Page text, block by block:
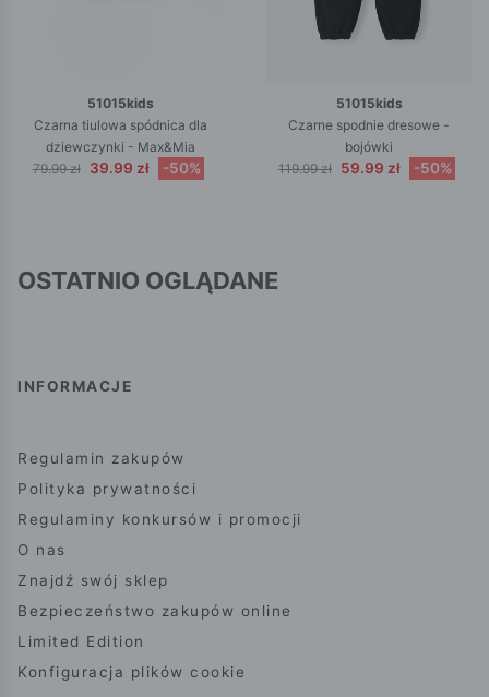
51015kids
Czarna tiulowa spódnica dla
dziewczynki - Max&Mia
79.99 zł
39.99 zł -50%
51015kids
Czarne spodnie dresowe -
bojówki
119.99 zł 59.99 zł -50%
OSTATNIO OGLĄDANE
INFORMACJE
Regulamin zakupów
Polityka prywatności
Regulaminy konkursów i promocji
O nas
Znajdź swój sklep
Bezpieczeństwo zakupów online
Limited Edition
Konfiguracja plików cookie